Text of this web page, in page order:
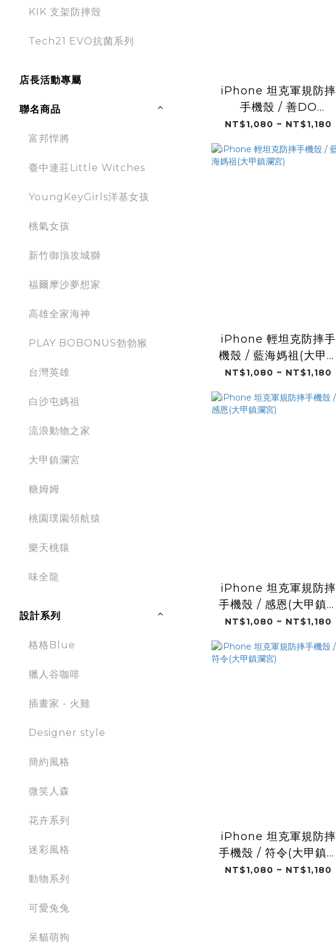
KIK 支架防摔殼
Tech21 EVO抗菌系列
店長活動專屬
聯名商品
富邦悍將
臺中連莊Little Witches
YoungKeyGirls洋基女孩
桃氣女孩
新竹御嵿攻城獅
福爾摩沙夢想家
高雄全家海神
PLAY BOBONUS勃勃猴
台灣英雄
白沙屯媽祖
流浪動物之家
大甲鎮瀾宮
糖姆姆
桃園璞園領航猿
樂天桃猿
味全龍
設計系列
格格Blue
獵人谷咖啡
插畫家 - 火雞
Designer style
簡約風格
微笑人森
花卉系列
迷彩風格
動物系列
可愛兔兔
呆貓萌狗
iPhone 坦克軍規防摔
手機殼 / 善DO
GOOD(大甲鎮瀾宮)
NT$1,080 ~ NT$1,180
iPhone 輕坦克防摔手
機殼 / 藍海媽祖(大甲鎮
瀾宮)
NT$1,080 ~ NT$1,180
iPhone 坦克軍規防摔
手機殼 / 感恩(大甲鎮瀾
宮)
NT$1,080 ~ NT$1,180
iPhone 坦克軍規防摔
手機殼 / 符令(大甲鎮瀾
宮)
NT$1,080 ~ NT$1,180